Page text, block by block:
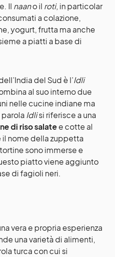
Il naano il roti, in particolar
a colazione,
yogurt, frutta ma anche
a piatti a base di
del Sud è l’Idli
al suo interno due
nelle cucine indiane ma
parola Idlisi riferisce a una
di riso salatee cotte al
nome della zuppetta
sono immerse e
piatto viene aggiunto
di fagioli neri.
vera e propria esperienza
una varietà di alimenti,
turca con cui si